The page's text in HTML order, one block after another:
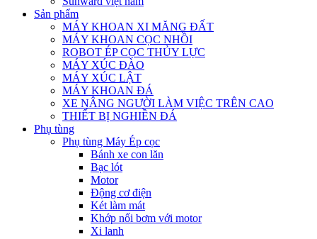
Sản phẩm
MÁY KHOAN XI MĂNG ĐẤT
MÁY KHOAN CỌC NHỒI
ROBOT ÉP CỌC THỦY LỰC
MÁY XÚC ĐÀO
MÁY XÚC LẬT
MÁY KHOAN ĐÁ
XE NÂNG NGƯỜI LÀM VIỆC TRÊN CAO
THIẾT BỊ NGHIỀN ĐÁ
Phụ tùng
Phụ tùng Máy Ép cọc
Bánh xe con lăn
Bạc lót
Motor
Động cơ điện
Két làm mát
Khớp nối bơm với motor
Xi lanh